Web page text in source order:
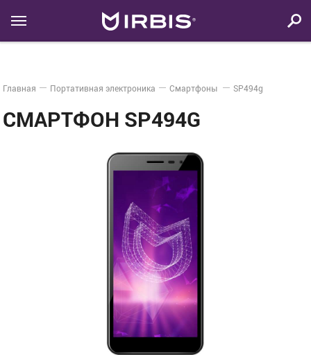
Главная Портативная электроника Смартфоны SP494g
СМАРТФОН SP494G